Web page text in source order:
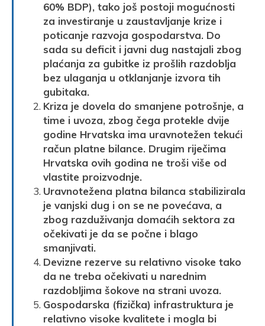
60% BDP), tako još postoji mogućnosti
za investiranje u zaustavljanje krize i
poticanje razvoja gospodarstva. Do
sada su deficit i javni dug nastajali zbog
plaćanja za gubitke iz prošlih razdoblja
bez ulaganja u otklanjanje izvora tih
gubitaka.
Kriza je dovela do smanjene potrošnje, a
time i uvoza, zbog čega protekle dvije
godine Hrvatska ima uravnotežen tekući
račun platne bilance. Drugim riječima
Hrvatska ovih godina ne troši više od
vlastite proizvodnje.
Uravnotežena platna bilanca stabilizirala
je vanjski dug i on se ne povećava, a
zbog razduživanja domaćih sektora za
očekivati je da se počne i blago
smanjivati.
Devizne rezerve su relativno visoke tako
da ne treba očekivati u narednim
razdobljima šokove na strani uvoza.
Gospodarska (fizička) infrastruktura je
relativno visoke kvalitete i mogla bi